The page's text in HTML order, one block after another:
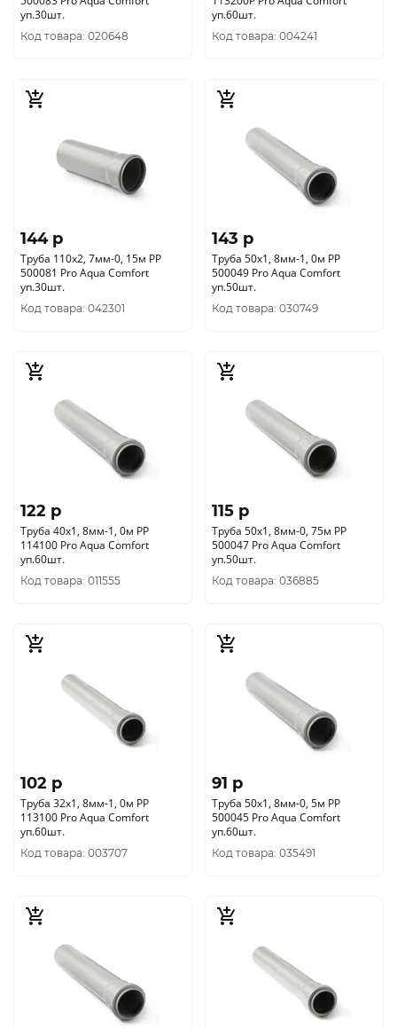
уп.30шт.
Код товара: 020648
уп.60шт.
Код товара: 004241
144 p
Труба 110х2, 7мм-0, 15м РР
500081 Pro Aqua Comfort
уп.30шт.
Код товара: 042301
143 p
Труба 50х1, 8мм-1, 0м РР
500049 Pro Aqua Comfort
уп.50шт.
Код товара: 030749
122 p
Труба 40х1, 8мм-1, 0м РР
114100 Pro Aqua Comfort
уп.60шт.
Код товара: 011555
115 p
Труба 50х1, 8мм-0, 75м РР
500047 Pro Aqua Comfort
уп.50шт.
Код товара: 036885
102 p
Труба 32х1, 8мм-1, 0м РР
113100 Pro Aqua Comfort
уп.60шт.
Код товара: 003707
91 p
Труба 50х1, 8мм-0, 5м РР
500045 Pro Aqua Comfort
уп.60шт.
Код товара: 035491